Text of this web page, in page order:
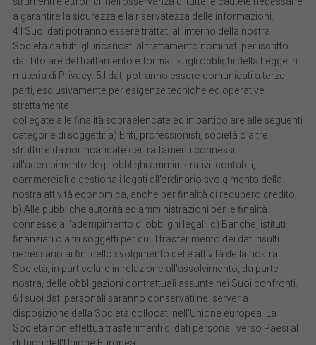
a garantire la sicurezza e la riservatezza delle informazioni.
4.I Suoi dati potranno essere trattati all'interno della nostra
Società da tutti gli incaricati al trattamento nominati per iscritto
dal Titolare del trattamento e formati sugli obblighi della Legge in
materia di Privacy. 5.I dati potranno essere comunicati a terze
parti, esclusivamente per esigenze tecniche ed operative
strettamente
collegate alle finalità sopraelencate ed in particolare alle seguenti
categorie di soggetti: a) Enti, professionisti, società o altre
strutture da noi incaricate dei trattamenti connessi
all'adempimento degli obblighi amministrativi, contabili,
commerciali e gestionali legati all'ordinario svolgimento della
nostra attività economica, anche per finalità di recupero credito;
b) Alle pubbliche autorità ed amministrazioni per le finalità
connesse all'adempimento di obblighi legali; c) Banche, istituti
finanziari o altri soggetti per cui il trasferimento dei dati risulti
necessario ai fini dello svolgimento delle attività della nostra
Società, in particolare in relazione all'assolvimento, da parte
nostra, delle obbligazioni contrattuali assunte nei Suoi confronti.
6.I suoi dati personali saranno conservati nei server a
disposizione della Società collocati nell'Unione europea. La
Società non effettua trasferimenti di dati personali verso Paesi al